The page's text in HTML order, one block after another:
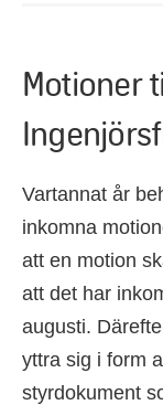
Motioner
Vartannat år
inkomna
att en motion
att det har
augusti.
yttra sig i form
styrdokument